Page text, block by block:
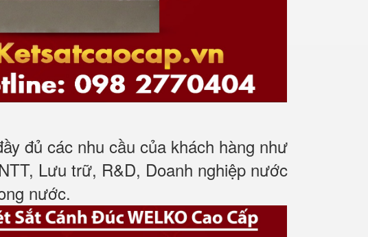
đủ các nhu cầu của khách hàng như
Lưu trữ, R&D, Doanh nghiệp nước
nước.